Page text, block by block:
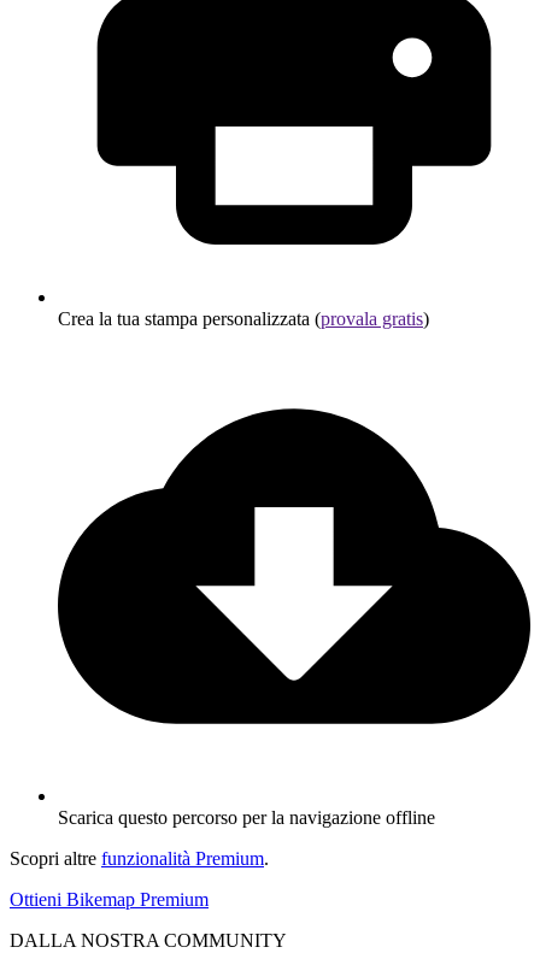
Crea la tua stampa personalizzata (provala gratis)
Scarica questo percorso per la navigazione offline
Scopri altre funzionalità Premium.
Ottieni Bikemap Premium
DALLA NOSTRA COMMUNITY